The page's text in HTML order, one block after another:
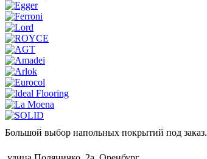
Большой выбор напольных покрытий под